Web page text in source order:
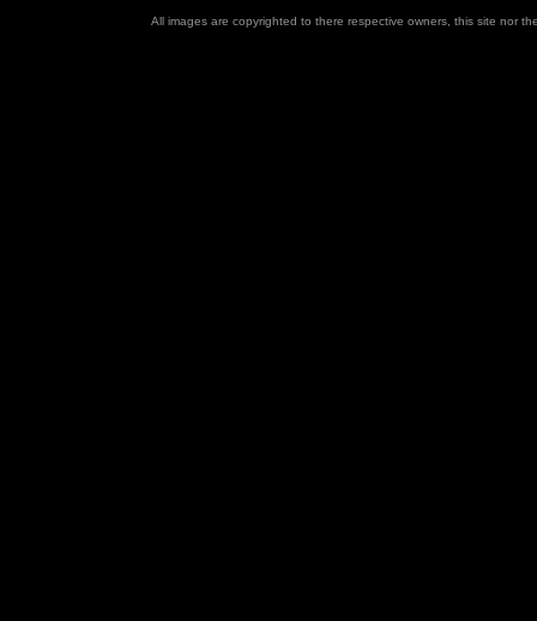
All images are copyrighted to there respective owners, this site nor